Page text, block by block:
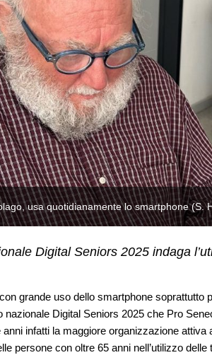
usa quotidianamente lo smartphone (S.
Digital Seniors 2025 indaga
grande uso dello smartphone soprattutto
nazionale Digital Seniors 2025 che Pro
infatti la maggiore organizzazione attiva
persone con oltre 65 anni nell’utilizzo